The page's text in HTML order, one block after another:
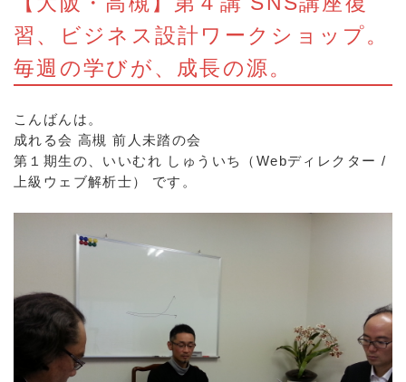
習、ビジネス設計ワークショップ。
毎週の学びが、成長の源。
こんばんは。
成れる会 高槻 前人未踏の会
第１期生の、いいむれ しゅういち（Webディレクター /
上級ウェブ解析士） です。